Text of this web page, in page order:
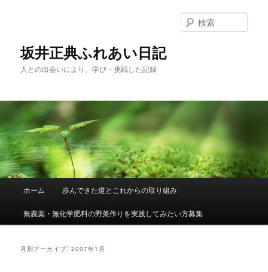
へ
動
移
坂井正典ふれあい日記
人との出会いにより、学び・挑戦した記録
索
メ
ホーム 歩んできた道とこれからの取り組み
無農薬・無化学肥料の野菜作りを実践してみたい方募集
月別アーカイブ:2007年1月